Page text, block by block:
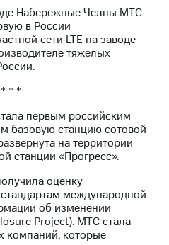
Набережные Челны МТС
в России
сети LTE на заводе
тяжелых
* * *
первым российским
базовую станцию сотовой
на территории
станции «Прогресс».
оценку
международной
об изменении
Project). МТС стала
компаний, которые